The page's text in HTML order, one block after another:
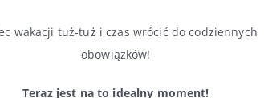
wakacji tuż-tuż i czas wrócić do codziennych
obowiązków!
Teraz jest na to idealny moment!